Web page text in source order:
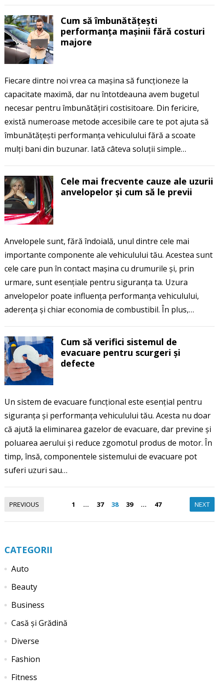
Cum să îmbunătățești
performanța mașinii fără costuri
majore
Fiecare dintre noi vrea ca mașina să funcționeze la
capacitate maximă, dar nu întotdeauna avem bugetul
necesar pentru îmbunătățiri costisitoare. Din fericire,
există numeroase metode accesibile care te pot ajuta să
îmbunătățești performanța vehiculului fără a scoate
mulți bani din buzunar. Iată câteva soluții simple…
Cele mai frecvente cauze ale uzurii
anvelopelor și cum să le previi
Anvelopele sunt, fără îndoială, unul dintre cele mai
importante componente ale vehiculului tău. Acestea sunt
cele care pun în contact mașina cu drumurile și, prin
urmare, sunt esențiale pentru siguranța ta. Uzura
anvelopelor poate influența performanța vehiculului,
aderența și chiar economia de combustibil. În plus,…
Cum să verifici sistemul de
evacuare pentru scurgeri și
defecte
Un sistem de evacuare funcțional este esențial pentru
siguranța și performanța vehiculului tău. Acesta nu doar
că ajută la eliminarea gazelor de evacuare, dar previne și
poluarea aerului și reduce zgomotul produs de motor. În
timp, însă, componentele sistemului de evacuare pot
suferi uzuri sau…
Paginație
PREVIOUS 1 … 37 38 39 … 47 NEXT
CATEGORII
Auto
Beauty
Business
Casă și Grădină
Diverse
Fashion
Fitness